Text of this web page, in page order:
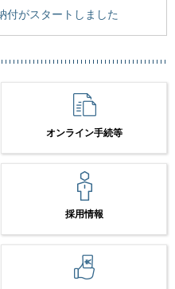
付がスタートしました
オンライン手続等
採用情報